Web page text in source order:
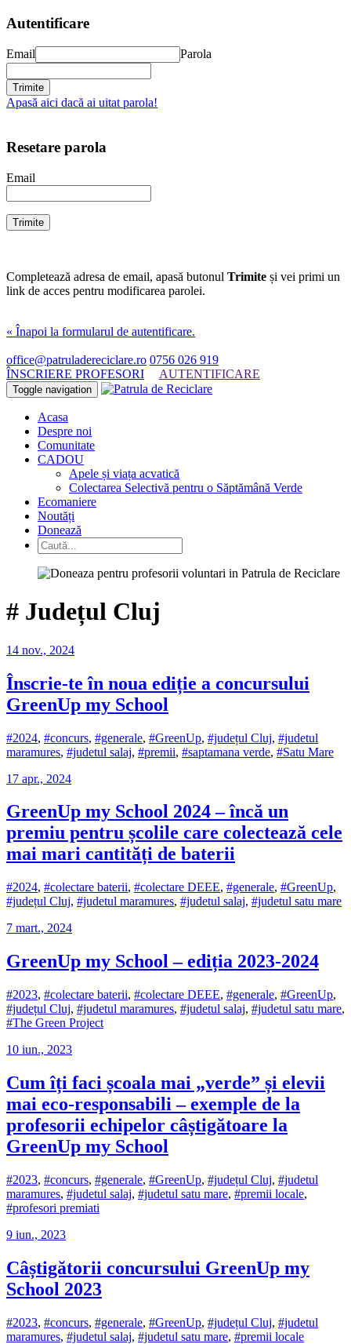
Autentificare
Email Parola
Apasă aici dacă ai uitat parola!
Resetare parola
Email
Completează adresa de email, apasă butonul Trimite și vei primi un
link de acces pentru modificarea parolei.
« Înapoi la formularul de autentificare.
office@patruladereciclare.ro 0756 026 919
ÎNSCRIERE PROFESORI
AUTENTIFICARE
Toggle navigation
Acasa
Despre noi
Comunitate
CADOU
Apele și viața acvatică
Colectarea Selectivă pentru o Săptămână Verde
Ecomaniere
Noutăți
Donează
# Județul Cluj
14 nov., 2024
Înscrie-te în noua ediție a concursului
GreenUp my School
#2024, #concurs, #generale, #GreenUp, #județul Cluj, #judetul
maramures, #judetul salaj, #premii, #saptamana verde, #Satu Mare
17 apr., 2024
GreenUp my School 2024 – încă un
premiu pentru școlile care colectează cele
mai mari cantități de baterii
#2024, #colectare baterii, #colectare DEEE, #generale, #GreenUp,
#județul Cluj, #judetul maramures, #judetul salaj, #judetul satu mare
7 mart., 2024
GreenUp my School – ediția 2023-2024
#2023, #colectare baterii, #colectare DEEE, #generale, #GreenUp,
#județul Cluj, #judetul maramures, #judetul salaj, #judetul satu mare,
#The Green Project
10 iun., 2023
Cum îți faci școala mai „verde” și elevii
mai eco-responsabili – exemple de la
profesorii echipelor câștigătoare la
GreenUp my School
#2023, #concurs, #generale, #GreenUp, #județul Cluj, #judetul
maramures, #judetul salaj, #judetul satu mare, #premii locale,
#profesori premiati
9 iun., 2023
Câștigătorii concursului GreenUp my
School 2023
#2023, #concurs, #generale, #GreenUp, #județul Cluj, #judetul
maramures, #judetul salaj, #judetul satu mare, #premii locale